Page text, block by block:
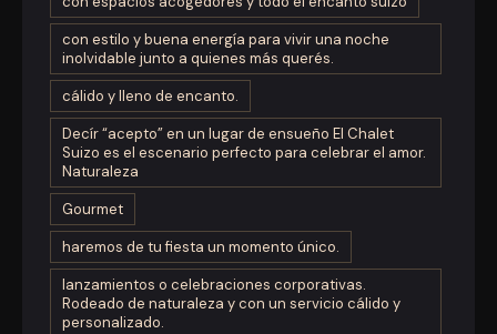
con estilo y buena energía para vivir una noche
inolvidable junto a quienes más querés.
cálido y lleno de encanto.
Decír “acepto” en un lugar de ensueño El Chalet
Suizo es el escenario perfecto para celebrar el amor.
Naturaleza
Gourmet
haremos de tu fiesta un momento único.
lanzamientos o celebraciones corporativas.
Rodeado de naturaleza y con un servicio cálido y
personalizado.